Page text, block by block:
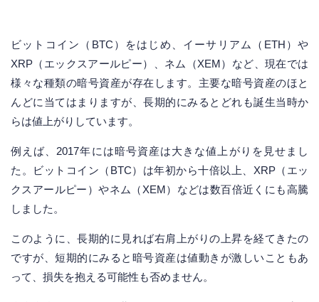
ビットコイン（BTC）をはじめ、イーサリアム（ETH）や
XRP（エックスアールピー）、ネム（XEM）など、現在では
様々な種類の暗号資産が存在します。主要な暗号資産のほと
んどに当てはまりますが、長期的にみるとどれも誕生当時か
らは値上がりしています。
例えば、2017年には暗号資産は大きな値上がりを見せまし
た。ビットコイン（BTC）は年初から十倍以上、XRP（エッ
クスアールピー）やネム（XEM）などは数百倍近くにも高騰
しました。
このように、長期的に見れば右肩上がりの上昇を経てきたの
ですが、短期的にみると暗号資産は値動きが激しいこともあ
って、損失を抱える可能性も否めません。